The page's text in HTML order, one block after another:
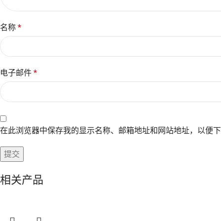
名称 *
电子邮件 *
在此浏览器中保存我的显示名称、邮箱地址和网站地址，以便下
相关产品